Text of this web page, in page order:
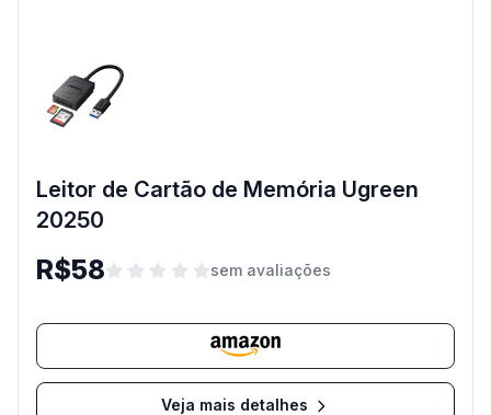
Leitor de Cartão de Memória Ugreen
20250
R$58 sem avaliações
Veja mais detalhes